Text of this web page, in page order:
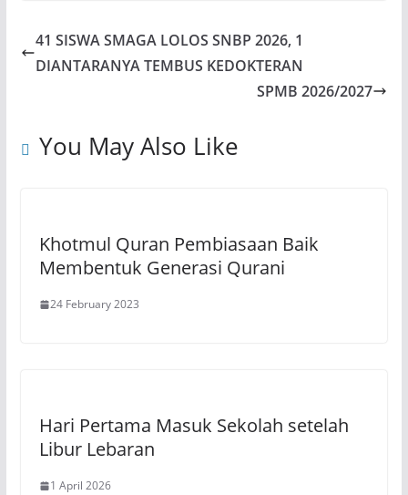
41 SISWA SMAGA LOLOS SNBP 2026, 1
DIANTARANYA TEMBUS KEDOKTERAN
SPMB 2026/2027
You May Also Like
Khotmul Quran Pembiasaan Baik
Membentuk Generasi Qurani
24 February 2023
Hari Pertama Masuk Sekolah setelah
Libur Lebaran
1 April 2026